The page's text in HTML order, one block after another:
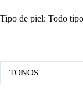
Tipo de piel: Todo
TONOS